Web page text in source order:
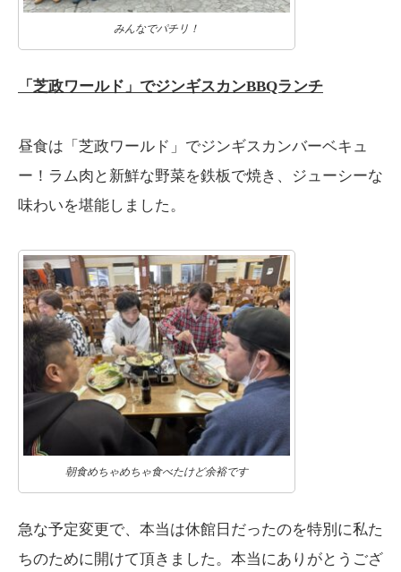
みんなでパチリ！
「芝政ワールド」でジンギスカンBBQランチ
昼食は「芝政ワールド」でジンギスカンバーベキュ
ー！ラム肉と新鮮な野菜を鉄板で焼き、ジューシーな
味わいを堪能しました。
朝食めちゃめちゃ食べたけど余裕です
急な予定変更で、本当は休館日だったのを特別に私た
ちのために開けて頂きました。本当にありがとうござ